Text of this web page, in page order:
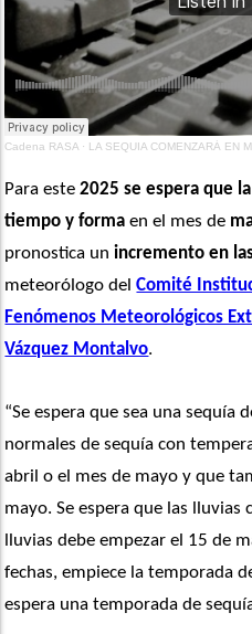
Cadena RASA · LA SEQUIA COMENZARÁ EN
Para este 2025 se espera que
tiempo y forma en el mes de
pronostica un incremento en
meteorólogo del Comité
Fenómenos Meteorológicos
Vázquez Montalvo.
“Se espera que sea una sequía
normales de sequía con
abril o el mes de mayo y que
mayo. Se espera que las
lluvias debe empezar el 15 de
fechas, empiece la temporada
espera una temporada de